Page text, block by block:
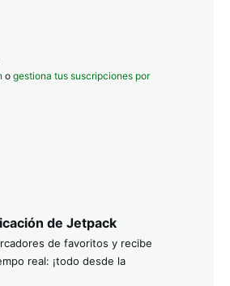
o gestiona tus suscripciones por
de Jetpack
de favoritos y recibe
real: ¡todo desde la